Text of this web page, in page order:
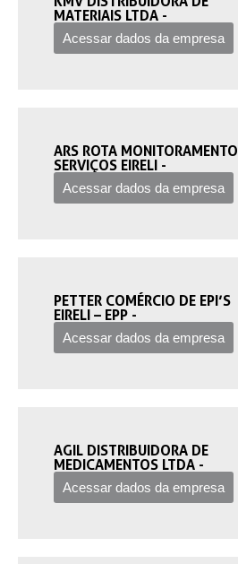
MATERIAIS LTDA -‎
Acessar dados da empresa
ARS ROTA MONITORAMENTO
SERVIÇOS EIRELI -‎
Acessar dados da empresa
PETTER COMÉRCIO DE EPI’S
EIRELI – EPP -‎
Acessar dados da empresa
AGIL DISTRIBUIDORA DE
MEDICAMENTOS LTDA -‎
Acessar dados da empresa